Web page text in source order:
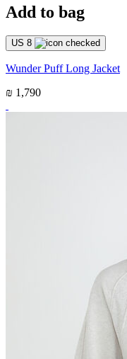
Add to bag
US 8
Wunder Puff Long Jacket
₪ 1,790